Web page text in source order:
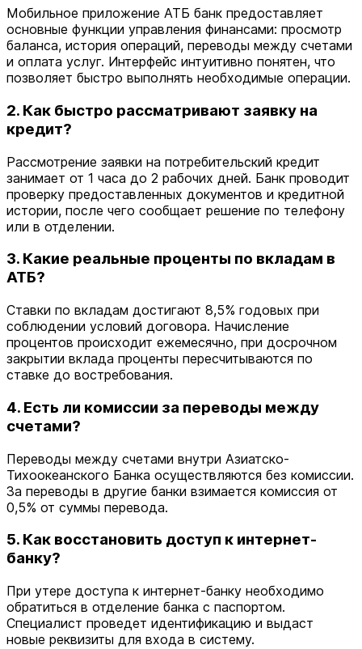
Мобильное приложение АТБ банк предоставляет
основные функции управления финансами: просмотр
баланса, история операций, переводы между счетами
и оплата услуг. Интерфейс интуитивно понятен, что
позволяет быстро выполнять необходимые операции.
2. Как быстро рассматривают заявку на
кредит?
Рассмотрение заявки на потребительский кредит
занимает от 1 часа до 2 рабочих дней. Банк проводит
проверку предоставленных документов и кредитной
истории, после чего сообщает решение по телефону
или в отделении.
3. Какие реальные проценты по вкладам в
АТБ?
Ставки по вкладам достигают 8,5% годовых при
соблюдении условий договора. Начисление
процентов происходит ежемесячно, при досрочном
закрытии вклада проценты пересчитываются по
ставке до востребования.
4. Есть ли комиссии за переводы между
счетами?
Переводы между счетами внутри Азиатско-
Тихоокеанского Банка осуществляются без комиссии.
За переводы в другие банки взимается комиссия от
0,5% от суммы перевода.
5. Как восстановить доступ к интернет-
банку?
При утере доступа к интернет-банку необходимо
обратиться в отделение банка с паспортом.
Специалист проведет идентификацию и выдаст
новые реквизиты для входа в систему.